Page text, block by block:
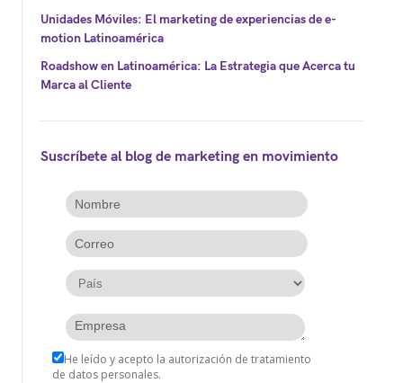
Unidades Móviles: El marketing de experiencias de e-
motion Latinoamérica
Roadshow en Latinoamérica: La Estrategia que Acerca tu
Marca al Cliente
Suscríbete al blog de marketing en movimiento